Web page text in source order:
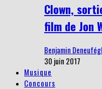
Clown,
film de Jon
Benjamin
30 juin 2017
Musique
Concours